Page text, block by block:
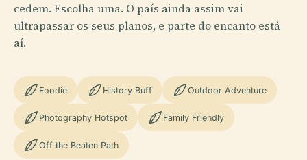
cedem. Escolha uma. O país ainda assim vai
ultrapassar os seus planos, e parte do encanto está
aí.
Foodie History Buff Outdoor Adventure
Photography Hotspot Family Friendly
Off the Beaten Path